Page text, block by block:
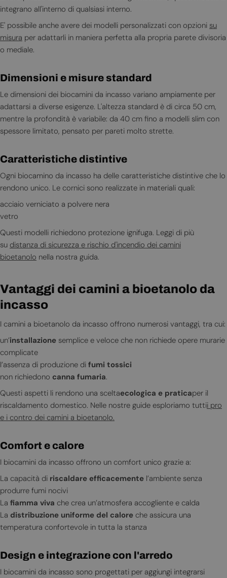
integrano all'interno di qualsiasi interno.
E' possibile anche avere dei modelli personalizzati con opzioni su
misura per adattarli in maniera perfetta alla propria parete divisoria
o mediale.
Dimensioni e misure standard
Le dimensioni dei biocamini da incasso variano ampiamente per
adattarsi a diverse esigenze. L'altezza standard è di circa 50 cm,
mentre la profondità è variabile: da 40 cm fino a modelli slim con
spessore limitato, pensato per pareti molto strette.
Caratteristiche distintive
Ogni biocamino da incasso ha delle caratteristiche distintive che lo
rendono unico. Le cornici sono realizzate in materiali quali:
acciaio verniciato a polvere nera
vetro
Questi modelli richiedono protezione ignifuga. Leggi di più
su distanza di sicurezza e rischio d'incendio dei camini
bioetanolo nella nostra guida.
Vantaggi dei camini a bioetanolo da
incasso
I camini a bioetanolo da incasso offrono numerosi vantaggi, tra cui:
un’installazione semplice e veloce che non richiede opere murarie
complicate
l’assenza di produzione di fumi tossici
non richiedono canna fumaria.
Questi aspetti li rendono una sceltaecologica e praticaper il
riscaldamento domestico. Nelle nostre guide esploriamo tuttii pro
e i contro dei camini a bioetanolo.
Comfort e calore
I biocamini da incasso offrono un comfort unico grazie a:
La capacità di riscaldare efficacemente l’ambiente senza
produrre fumi nocivi
La fiamma viva che crea un’atmosfera accogliente e calda
La distribuzione uniforme del calore che assicura una
temperatura confortevole in tutta la stanza
Design e integrazione con l'arredo
I biocamini da incasso sono progettati per aggiungi integrarsi